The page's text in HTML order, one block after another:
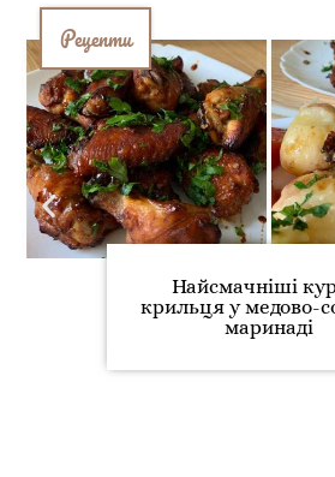
Рецепти
Найсмачніші
крильця у медово-
маринаді